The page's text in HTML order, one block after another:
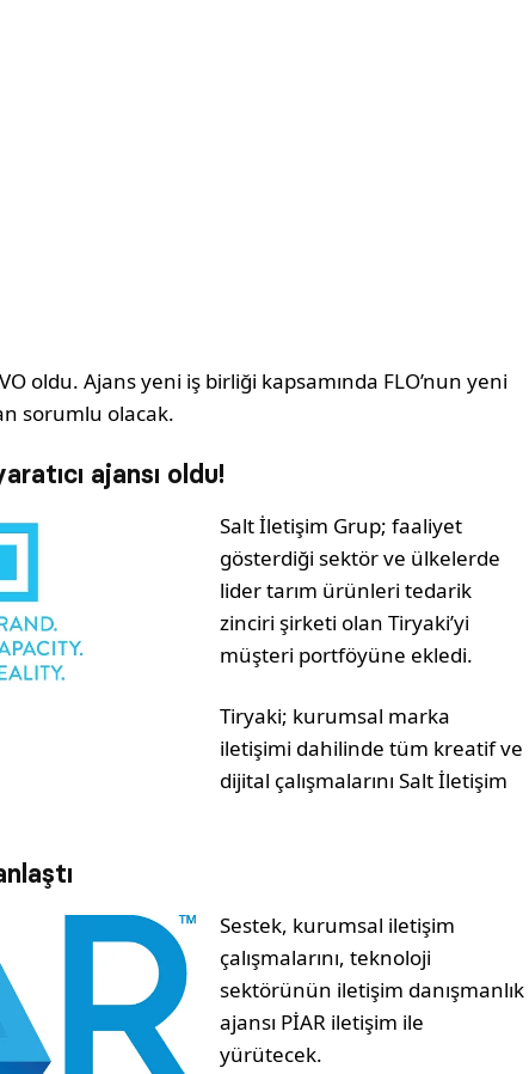
oldu. Ajans yeni iş birliği kapsamında FLO’nun yeni
sorumlu olacak.
ajansı oldu!
Salt İletişim Grup; faaliyet
gösterdiği sektör ve ülkelerde
lider tarım ürünleri tedarik
zinciri şirketi olan Tiryaki’yi
müşteri portföyüne ekledi.
Tiryaki; kurumsal marka
iletişimi dahilinde tüm kreatif ve
dijital çalışmalarını Salt İletişim
Sestek, kurumsal iletişim
çalışmalarını, teknoloji
sektörünün iletişim danışmanlık
ajansı PİAR iletişim ile
yürütecek.